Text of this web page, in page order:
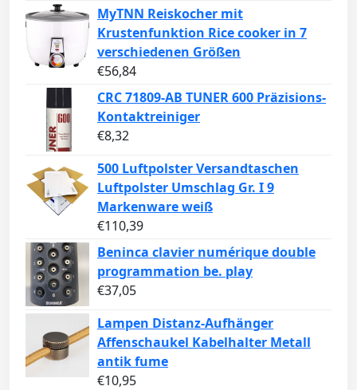
MyTNN Reiskocher mit
Krustenfunktion Rice cooker in 7
verschiedenen Größen
€56,84
CRC 71809-AB TUNER 600 Präzisions-
Kontaktreiniger
€8,32
500 Luftpolster Versandtaschen
Luftpolster Umschlag Gr. I 9
Markenware weiß
€110,39
Beninca clavier numérique double
programmation be. play
€37,05
Lampen Distanz-Aufhänger
Affenschaukel Kabelhalter Metall
antik fume
€10,95